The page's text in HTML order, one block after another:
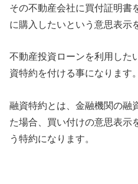
その不動産会社に買付証明書
に購入したいという意思表示
不動産投資ローンを利用した
資特約を付ける事になります。
融資特約とは、金融機関の融
た場合、買い付けの意思表示
う特約になります。